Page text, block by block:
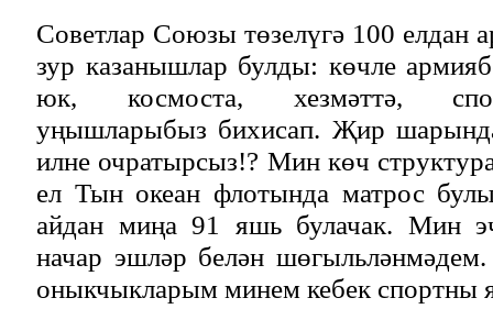
Советлар Союзы төзелүгә 100 елдан
зур казанышлар булды: көчле
юк, космоста, хезмәттә,
уңышларыбыз бихисап. Җир
илне очратырсыз!? Мин көч
ел Тын океан флотында матрос
айдан миңа 91 яшь булачак. Мин
начар эшләр белән
оныкчыкларым минем кебек спортны